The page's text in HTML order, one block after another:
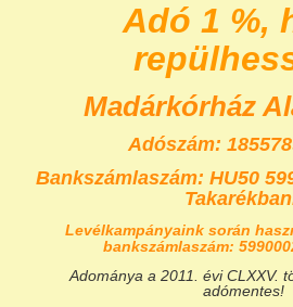
Adó 1 %,
Madárkórház
Adószám:
Bankszámlaszám: HU50
Levélkampányaink során
bankszámlaszám:
Adománya a 2011. évi CLXXV.
adómentes!